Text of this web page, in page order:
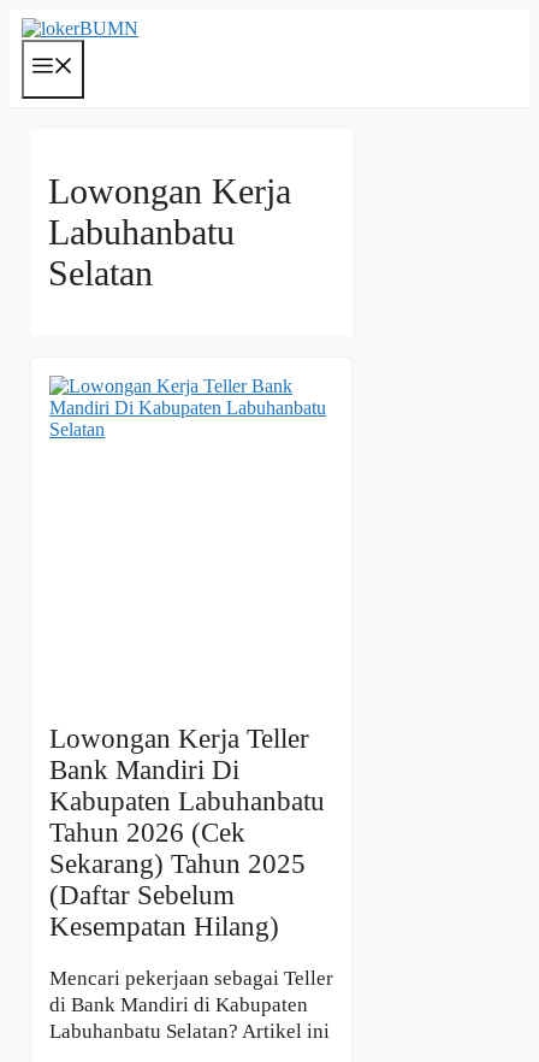
Langsung
ke
Lowongan Kerja
Labuhanbatu
Selatan
Lowongan Kerja Teller
Bank Mandiri Di
Kabupaten Labuhanbatu
Tahun 2026 (Cek
Sekarang) Tahun 2025
(Daftar Sebelum
Kesempatan Hilang)
Mencari pekerjaan sebagai Teller
di Bank Mandiri di Kabupaten
Labuhanbatu Selatan? Artikel ini